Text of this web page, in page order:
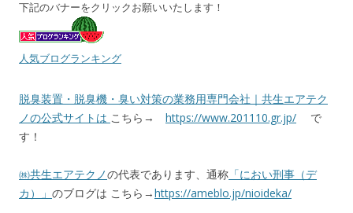
下記のバナーをクリックお願いいたします！
人気ブログランキング
脱臭装置・脱臭機・臭い対策の業務用専門会社｜共生エアテク
ノの公式サイトは こちら→ https://www.201110.gr.jp/ で
す！
㈱共生エアテクノの代表であります、通称 「におい刑事（デ
カ）」 のブログは こちら→https://ameblo.jp/nioideka/